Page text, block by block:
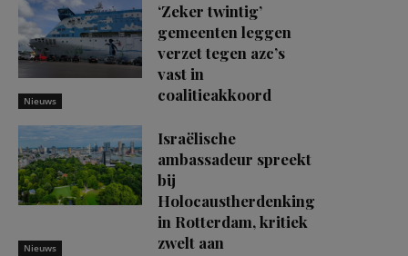
Nieuws
‘Zeker twintig’
gemeenten leggen
verzet tegen azc’s
vast in
coalitieakkoord
Nieuws
Israëlische
ambassadeur spreekt
bij
Holocaustherdenking
in Rotterdam, kritiek
zwelt aan